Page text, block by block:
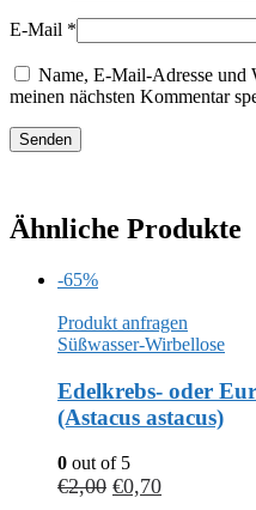
E-Mail *
Name, E-Mail-Adresse und
meinen nächsten Kommentar
Ähnliche Produkte
-65%
Produkt anfragen
Süßwasser-Wirbellose
Edelkrebs- oder
(Astacus astacus)
0 out of 5
€2,00 €0,70